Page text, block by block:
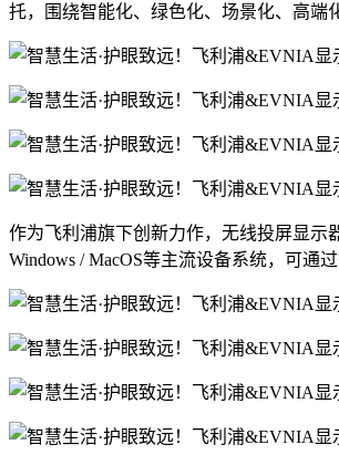
托，围绕智能化、绿色化、场景化、高端
作为飞利浦旗下创新力作，无线投屏显示
Windows / MacOS等主流设备系统，可通